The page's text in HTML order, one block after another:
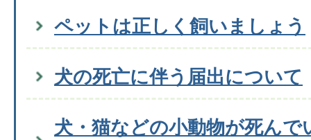
ペットは正しく飼いましょう
犬の死亡に伴う届出について
犬・猫などの小動物が死ん